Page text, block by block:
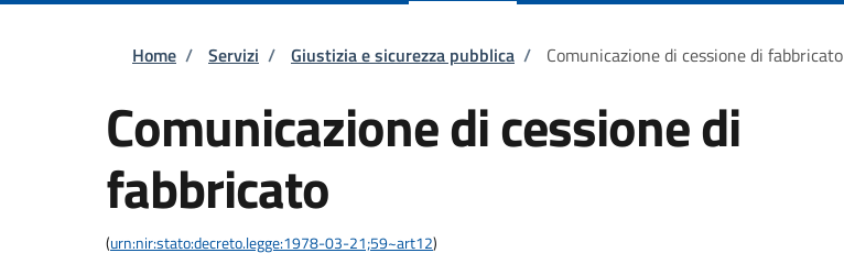
Briciole di pane
Home / Servizi / Giustizia e sicurezza pubblica / Comunicazione di cessione di fabbricato
Comunicazione di cessione di
fabbricato
(urn:nir:stato:decreto.legge:1978-03-21;59~art12)